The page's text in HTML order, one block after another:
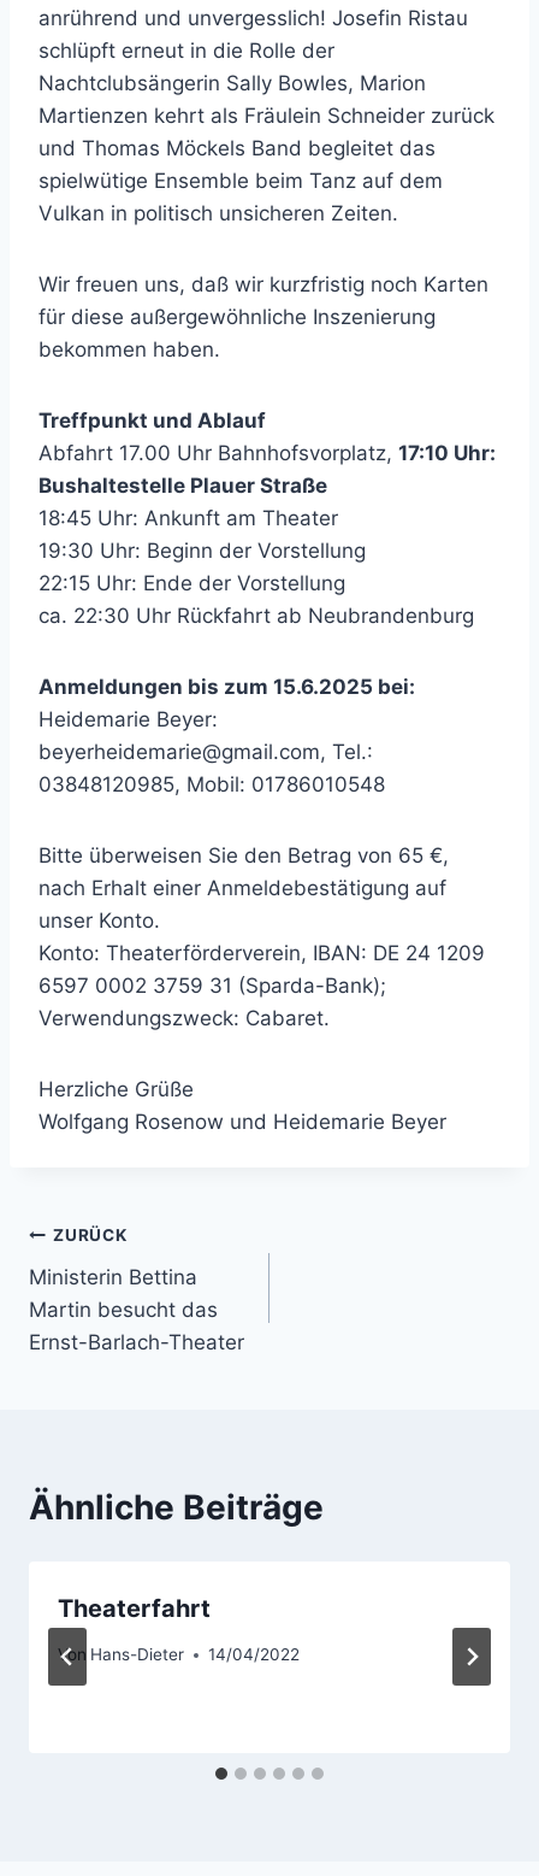
anrührend und unvergesslich! Josefin Ristau
schlüpft erneut in die Rolle der
Nachtclubsängerin Sally Bowles, Marion
Martienzen kehrt als Fräulein Schneider zurück
und Thomas Möckels Band begleitet das
spielwütige Ensemble beim Tanz auf dem
Vulkan in politisch unsicheren Zeiten.
Wir freuen uns, daß wir kurzfristig noch Karten
für diese außergewöhnliche Inszenierung
bekommen haben.
Treffpunkt und Ablauf
Abfahrt 17.00 Uhr Bahnhofsvorplatz, 17:10 Uhr:
Bushaltestelle Plauer Straße
18:45 Uhr: Ankunft am Theater
19:30 Uhr: Beginn der Vorstellung
22:15 Uhr: Ende der Vorstellung
ca. 22:30 Uhr Rückfahrt ab Neubrandenburg
Anmeldungen bis zum 15.6.2025 bei:
Heidemarie Beyer:
beyerheidemarie@gmail.com, Tel.:
03848120985, Mobil: 01786010548
Bitte überweisen Sie den Betrag von 65 €,
nach Erhalt einer Anmeldebestätigung auf
unser Konto.
Konto: Theaterförderverein, IBAN: DE 24 1209
6597 0002 3759 31 (Sparda-Bank);
Verwendungszweck: Cabaret.
Herzliche Grüße
Wolfgang Rosenow und Heidemarie Beyer
Beitragsnavigation
ZURÜCK
Ministerin Bettina
Martin besucht das
Ernst-Barlach-Theater
Ähnliche Beiträge
Theaterfahrt
Von Hans-Dieter 14/04/2022